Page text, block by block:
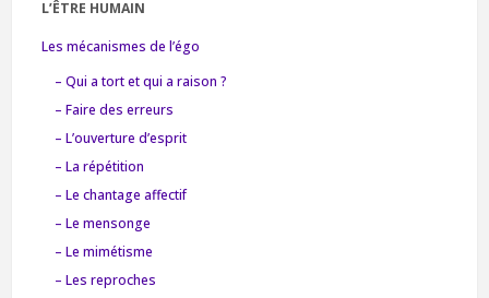
L’ÊTRE HUMAIN
Les mécanismes de l’égo
– Qui a tort et qui a raison ?
– Faire des erreurs
– L’ouverture d’esprit
– La répétition
– Le chantage affectif
– Le mensonge
– Le mimétisme
– Les reproches